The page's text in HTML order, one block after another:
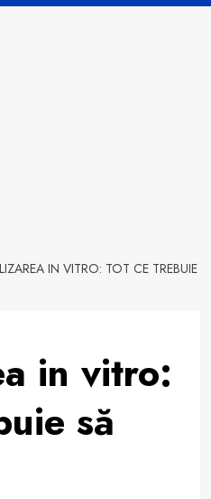
IN VITRO: TOT CE TREBUIE
in vitro:
să